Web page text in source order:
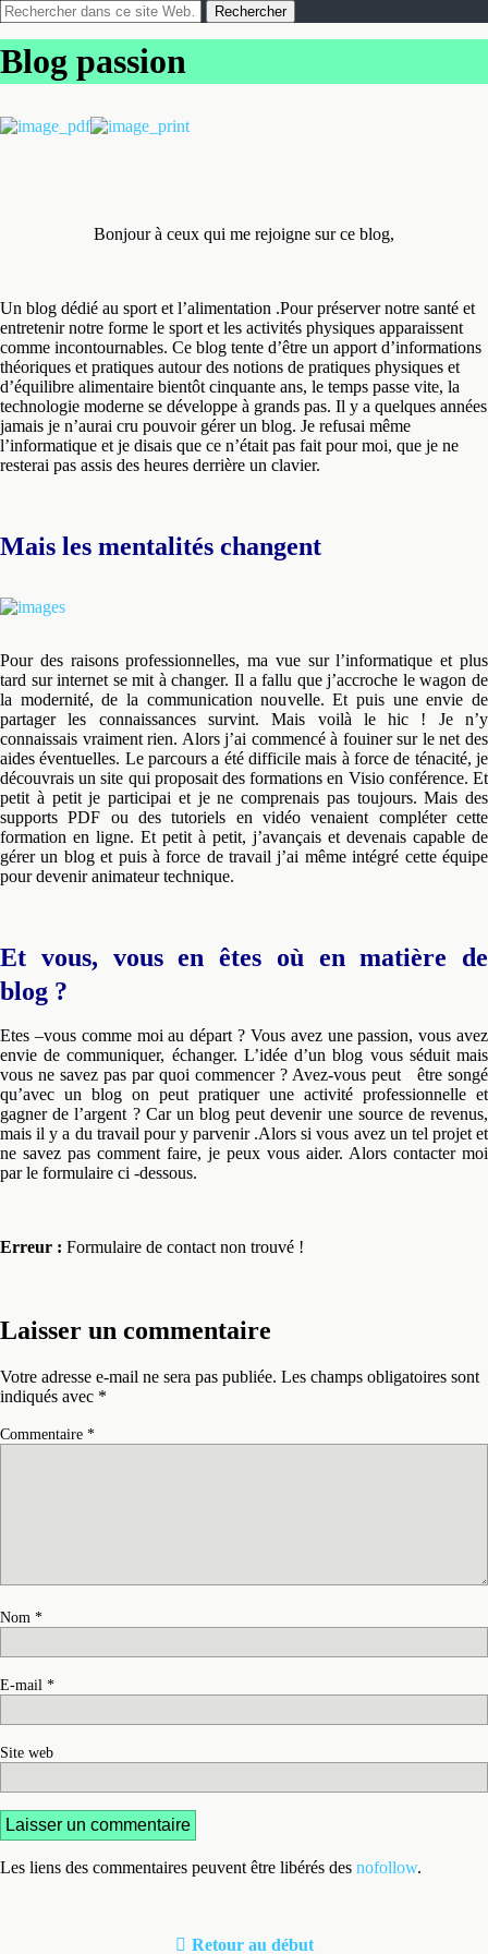
Blog passion
Bonjour à ceux qui me rejoigne sur ce blog,
Un blog dédié au sport et l’alimentation .Pour préserver notre santé et
entretenir notre forme le sport et les activités physiques apparaissent
comme incontournables. Ce blog tente d’être un apport d’informations
théoriques et pratiques autour des notions de pratiques physiques et
d’équilibre alimentaire bientôt cinquante ans, le temps passe vite, la
technologie moderne se développe à grands pas. Il y a quelques années
jamais je n’aurai cru pouvoir gérer un blog. Je refusai même
l’informatique et je disais que ce n’était pas fait pour moi, que je ne
resterai pas assis des heures derrière un clavier.
Mais les mentalités changent
Pour des raisons professionnelles, ma vue sur l’informatique et plus
tard sur internet se mit à changer. Il a fallu que j’accroche le wagon de
la modernité, de la communication nouvelle. Et puis une envie de
partager les connaissances survint. Mais voilà le hic ! Je n’y
connaissais vraiment rien. Alors j’ai commencé à fouiner sur le net des
aides éventuelles. Le parcours a été difficile mais à force de ténacité, je
découvrais un site qui proposait des formations en Visio conférence. Et
petit à petit je participai et je ne comprenais pas toujours. Mais des
supports PDF ou des tutoriels en vidéo venaient compléter cette
formation en ligne. Et petit à petit, j’avançais et devenais capable de
gérer un blog et puis à force de travail j’ai même intégré cette équipe
pour devenir animateur technique.
Et vous, vous en êtes où en matière de
blog ?
Etes –vous comme moi au départ ? Vous avez une passion, vous avez
envie de communiquer, échanger. L’idée d’un blog vous séduit mais
vous ne savez pas par quoi commencer ? Avez-vous peut être songé
qu’avec un blog on peut pratiquer une activité professionnelle et
gagner de l’argent ? Car un blog peut devenir une source de revenus,
mais il y a du travail pour y parvenir .Alors si vous avez un tel projet et
ne savez pas comment faire, je peux vous aider. Alors contacter moi
par le formulaire ci -dessous.
Erreur : Formulaire de contact non trouvé !
Laisser un commentaire
Votre adresse e-mail ne sera pas publiée. Les champs obligatoires sont
indiqués avec *
Commentaire *
Nom *
E-mail *
Site web
Les liens des commentaires peuvent être libérés des nofollow.
Retour au début